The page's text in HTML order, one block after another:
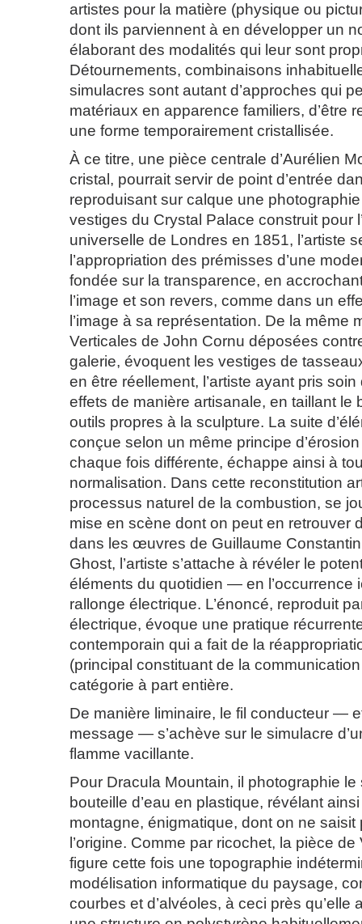
artistes pour la matière (physique ou
dont ils parviennent à en développer un
élaborant des modalités qui leur sont
Détournements, combinaisons
simulacres sont autant d’approches qui
matériaux en apparence familiers, d’être
une forme temporairement cristallisée.
À ce titre, une pièce centrale d’Aurélien
cristal, pourrait servir de point d’entrée
reproduisant sur calque une
vestiges du Crystal Palace construit pour
universelle de Londres en 1851, l’artiste
l’appropriation des prémisses d’une
fondée sur la transparence, en
l’image et son revers, comme dans un
l’image à sa représentation. De la même
Verticales de John Cornu déposées
galerie, évoquent les vestiges de
en être réellement, l’artiste ayant pris soin
effets de manière artisanale, en taillant le
outils propres à la sculpture. La suite
conçue selon un même principe
chaque fois différente, échappe ainsi à
normalisation. Dans cette reconstitution
processus naturel de la combustion, se
mise en scène dont on peut en retrouver
dans les œuvres de Guillaume
Ghost, l’artiste s’attache à révéler le
éléments du quotidien — en l’occurrence
rallonge électrique. L’énoncé, reproduit
électrique, évoque une pratique
contemporain qui a fait de la
(principal constituant de la
catégorie à part entière.
De manière liminaire, le fil conducteur —
message — s’achève sur le simulacre
flamme vacillante.
Pour Dracula Mountain, il photographie le
bouteille d’eau en plastique, révélant
montagne, énigmatique, dont on ne saisit
l’origine. Comme par ricochet, la pièce
figure cette fois une topographie
modélisation informatique du paysage,
courbes et d’alvéoles, à ceci près qu’elle